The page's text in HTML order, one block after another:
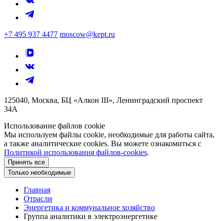
+7 495 937 4477 moscow@kept.ru
125040, Москва, БЦ «Алкон III», Ленинградский проспект
34А
Использование файлов cookie
Мы используем файлы cookie, необходимые для работы сайта,
а также аналитические cookies. Вы можете ознакомиться с
Политикой использования файлов-cookies.
Принять все
Только необходимые
Главная
Отрасли
Энергетика и коммунальное хозяйство
Группа аналитики в электроэнергетике